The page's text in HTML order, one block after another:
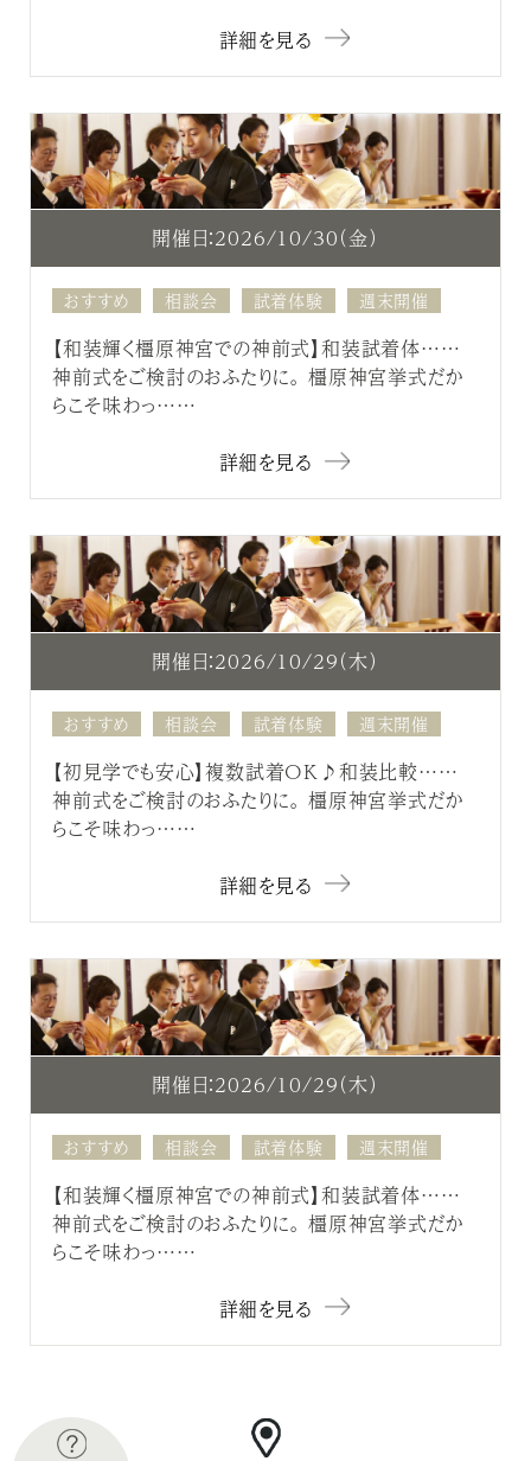
詳細を見る
開催日：2026/10/30（金）
おすすめ 相談会 試着体験 週末開催
【和装輝く橿原神宮での神前式】和装試着体……
神前式をご検討のおふたりに。 橿原神宮挙式だか
らこそ味わっ……
詳細を見る
開催日：2026/10/29（木）
おすすめ 相談会 試着体験 週末開催
【初見学でも安心】複数試着OK♪和装比較……
神前式をご検討のおふたりに。 橿原神宮挙式だか
らこそ味わっ……
詳細を見る
開催日：2026/10/29（木）
おすすめ 相談会 試着体験 週末開催
【和装輝く橿原神宮での神前式】和装試着体……
神前式をご検討のおふたりに。 橿原神宮挙式だか
らこそ味わっ……
詳細を見る